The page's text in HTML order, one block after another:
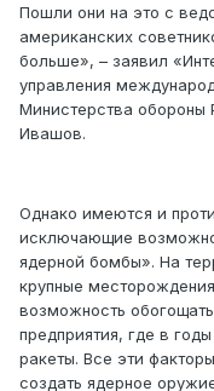
Пошли они на это с
американских
больше», – заявил
управления
Министерства обороны
Ивашов.
Однако имеются и
исключающие
ядерной бомбы». На
крупные
возможность
предприятия, где в
ракеты. Все эти
создать ядерное